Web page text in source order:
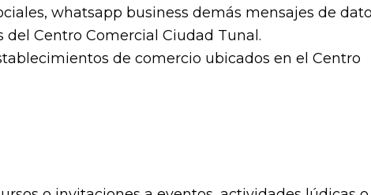
whatsapp business demás mensajes de
Centro Comercial Ciudad Tunal.
de comercio ubicados en el Centro